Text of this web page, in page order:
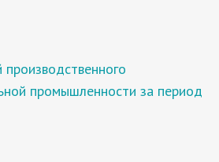
промышленности за период